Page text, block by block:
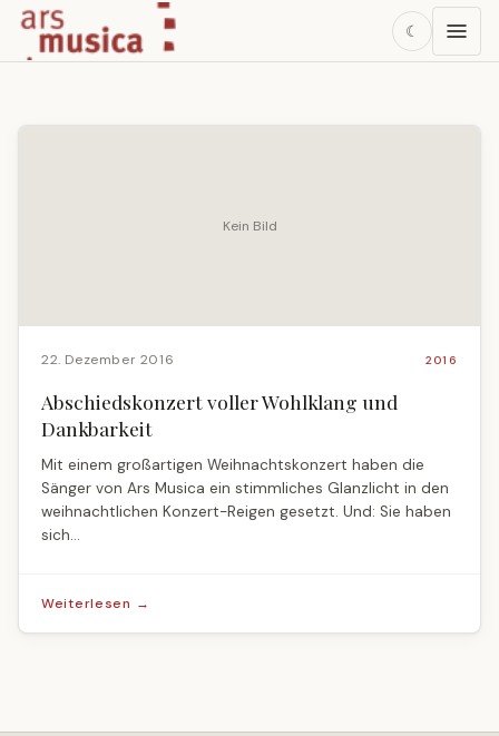
☾
Kein Bild
22. Dezember 2016 2016
Abschiedskonzert voller Wohlklang und
Dankbarkeit
Mit einem großartigen Weihnachtskonzert haben die
Sänger von Ars Musica ein stimmliches Glanzlicht in den
weihnachtlichen Konzert-Reigen gesetzt. Und: Sie haben
sich…
Weiterlesen →